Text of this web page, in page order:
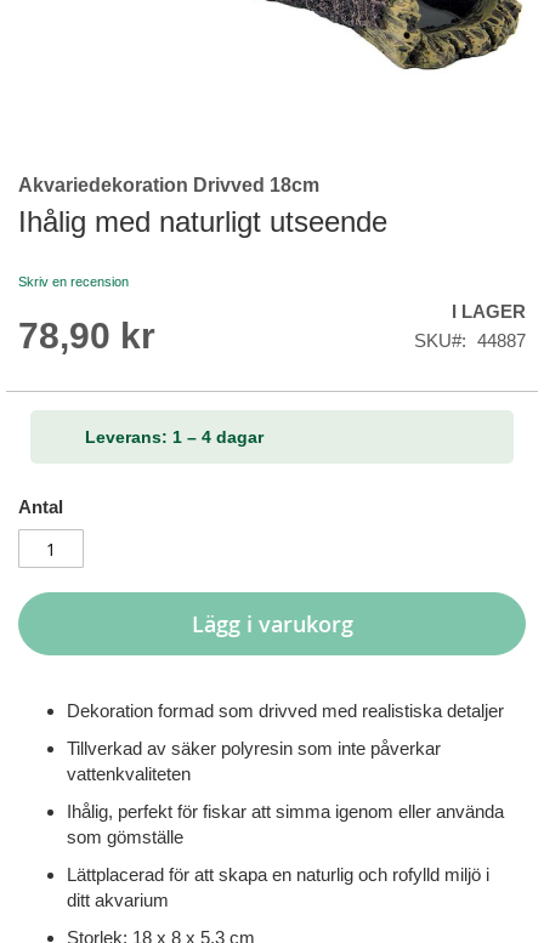
Skip
to
the
of
images
Akvariedekoration Drivved 18cm
Ihålig med naturligt utseende
Skriv en recension
78,90 kr
I LAGER
SKU
44887
Leverans: 1 – 4 dagar
Antal
Lägg i varukorg
Dekoration formad som drivved med realistiska detaljer
Tillverkad av säker polyresin som inte påverkar
vattenkvaliteten
Ihålig, perfekt för fiskar att simma igenom eller använda
som gömställe
Lättplacerad för att skapa en naturlig och rofylld miljö i
ditt akvarium
Storlek: 18 x 8 x 5,3 cm